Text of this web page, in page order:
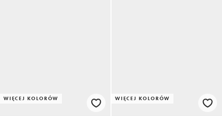
WIĘCEJ KOLORÓW WIĘCEJ KOLORÓW